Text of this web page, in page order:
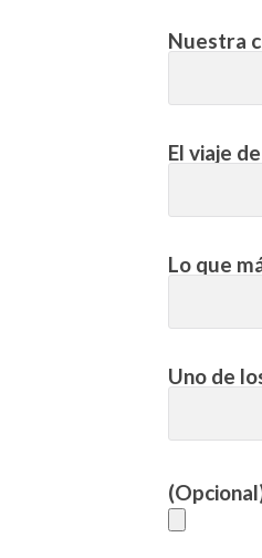
Nuestra
El viaje
Lo que
Uno de